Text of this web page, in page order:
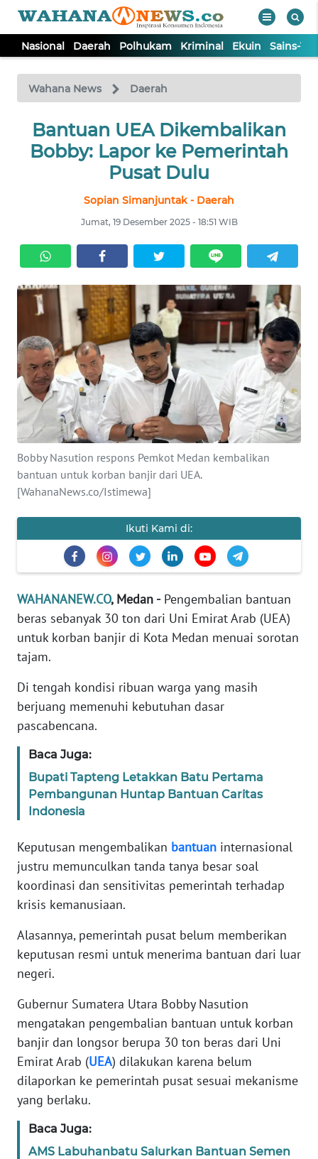
Nasional Daerah Polhukam Kriminal Ekuin Sains-
Wahana News Daerah
Bantuan UEA Dikembalikan
Bobby: Lapor ke Pemerintah
Pusat Dulu
Sopian Simanjuntak - Daerah
Jumat, 19 Desember 2025 - 18:51 WIB
Bobby Nasution respons Pemkot Medan kembalikan
bantuan untuk korban banjir dari UEA.
[WahanaNews.co/Istimewa]
Ikuti Kami di:
WAHANANEW.CO, Medan -Pengembalian bantuan
beras sebanyak 30 ton dari Uni Emirat Arab (UEA)
untuk korban banjir di Kota Medan menuai sorotan
tajam.
Di tengah kondisi ribuan warga yang masih
berjuang memenuhi kebutuhan dasar
pascabencana.
Baca Juga:
Bupati Tapteng Letakkan Batu Pertama
Pembangunan Huntap Bantuan Caritas
Indonesia
Keputusan mengembalikan bantuan internasional
justru memunculkan tanda tanya besar soal
koordinasi dan sensitivitas pemerintah terhadap
krisis kemanusiaan.
Alasannya, pemerintah pusat belum memberikan
keputusan resmi untuk menerima bantuan dari luar
negeri.
Gubernur Sumatera Utara Bobby Nasution
mengatakan pengembalian bantuan untuk korban
banjir dan longsor berupa 30 ton beras dari Uni
Emirat Arab (UEA) dilakukan karena belum
dilaporkan ke pemerintah pusat sesuai mekanisme
yang berlaku.
Baca Juga:
AMS Labuhanbatu Salurkan Bantuan Semen
TV
Tutup
NASIONAL
KRIMINAL
EKUIN
SAINS-TEKNO
KESEHATAN
INTERNASIONAL
SERBA-SERBI
PENDIDIKAN
EDITORIAL
Informasi
BERITA
KONTAK
INFO
IKLAN
KAMI
PEDOMAN
MEDIA
SIBER
REDAKSI
DISCLAIMER
Wahana
News
Regional
WN